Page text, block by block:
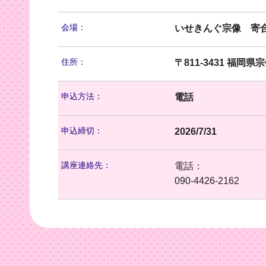
会場： いせきんぐ宗像 寄
住所： 〒811-3431 福岡県
申込方法： 電話
申込締切： 2026/7/31
講座連絡先：
電話：
090-4426-2162